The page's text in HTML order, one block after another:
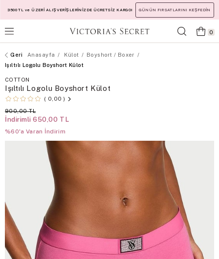
3500 TL ve ÜZERİ ALIŞVERİŞLERİNİZDE ÜCRETSİZ KARGO! GÜNÜN FIRSATLARINI KEŞFEDİN
0
Anasayfa Külot
Boyshort / Boxer
Işıltılı Logolu Boyshort Külot
COTTON
Işıltılı Logolu Boyshort Külot
0,00
900,00 TL
İndirimli 650,00 TL
%60'a Varan İndirim